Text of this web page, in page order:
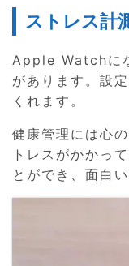
ストレス計
Apple Watchに
があります。設
くれます。
健康管理には心
トレスがかかっ
とができ、面白い